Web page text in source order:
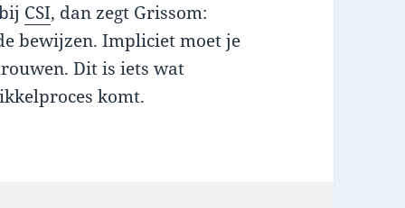
CSI, dan zegt Grissom:
bewijzen. Impliciet moet je
Dit is iets wat
komt.